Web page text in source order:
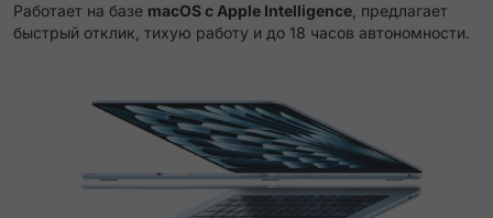
Работает на базе macOS с Apple Intelligence , предлагает
быстрый отклик, тихую работу и до 18 часов автономности.